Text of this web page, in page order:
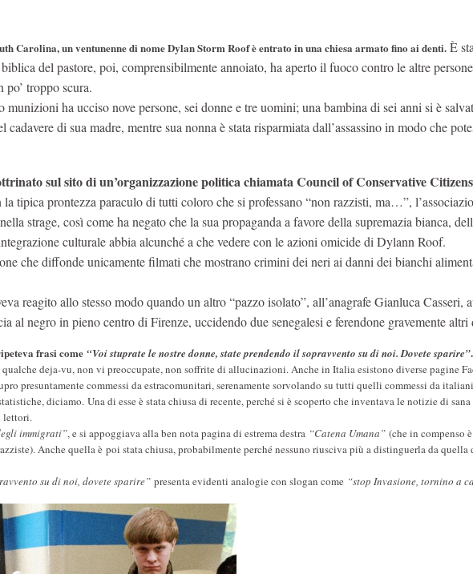
Carolina, un ventunenne di nome Dylan Storm Roof è entrato in una chiesa armato fino ai denti. È
del pastore, poi, comprensibilmente annoiato, ha aperto il fuoco contro le altre
troppo scura.
munizioni ha ucciso nove persone, sei donne e tre uomini; una bambina di sei anni si è
di sua madre, mentre sua nonna è stata risparmiata dall’assassino in modo che
sul sito di un’organizzazione politica chiamata Council of Conservative
la tipica prontezza paraculo di tutti coloro che si professano “non razzisti, ma…”,
strage, così come ha negato che la sua propaganda a favore della supremazia bianca,
culturale abbia alcunché a che vedere con le azioni omicide di Dylann Roof.
che diffonde unicamente filmati che mostrano crimini dei neri ai danni dei bianchi
reagito allo stesso modo quando un altro “pazzo isolato”, all’anagrafe Gianluca Casseri,
al negro in pieno centro di Firenze, uccidendo due senegalesi e ferendone gravemente altri
frasi come “Voi stuprate le nostre donne, state prendendo il sopravvento su di noi. Dovete sparire”.
deja-vu, non vi preoccupate, non soffrite di allucinazioni. Anche in Italia esistono diverse pagine
presuntamente commessi da estracomunitari, serenamente sorvolando su tutti quelli commessi da
diciamo. Una di esse è stata chiusa di recente, perché si è scoperto che inventava le notizie di
lettori.
immigrati”, e si appoggiava alla ben nota pagina di estrema destra “Catena Umana” (che in compenso
Anche quella è poi stata chiusa, probabilmente perché nessuno riusciva più a distinguerla da quella
su di noi, dovete sparire” presenta evidenti analogie con slogan come “stop Invasione, tornino a